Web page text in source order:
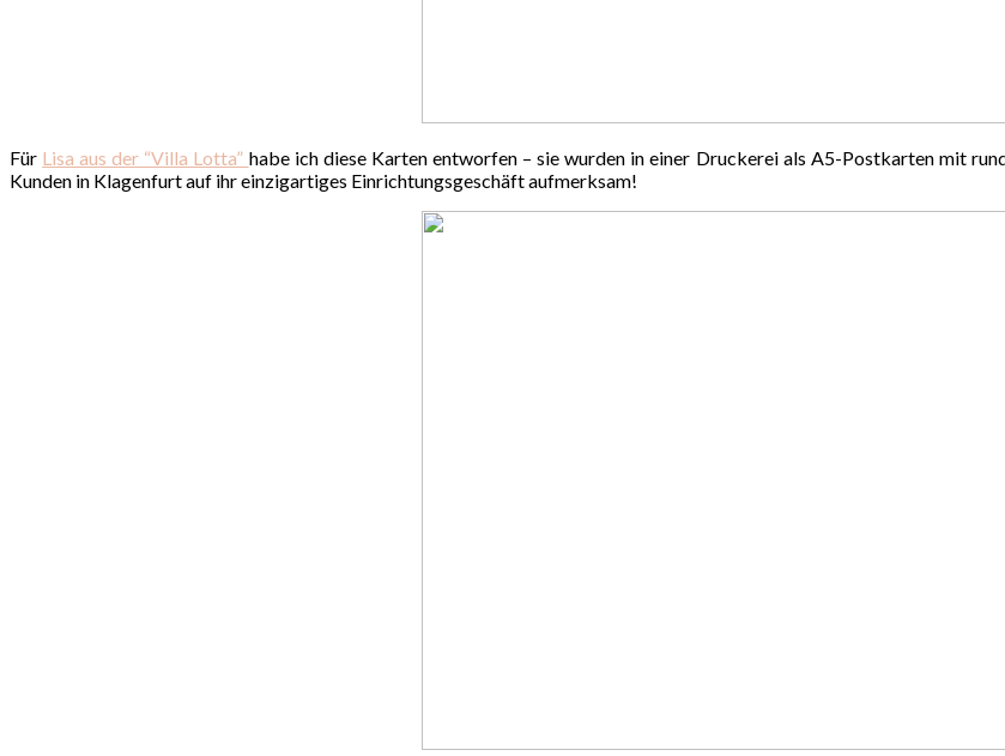
Für Lisa aus der “Villa Lotta” habe ich diese Karten entworfen – sie wurden in einer Druckerei als A5-Postkarten mit
Kunden in Klagenfurt auf ihr einzigartiges Einrichtungsgeschäft aufmerksam!